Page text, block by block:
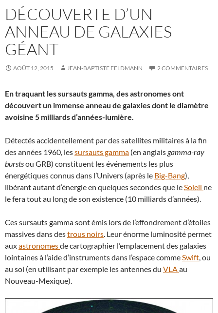
DÉCOUVERTE D’UN
ANNEAU DE GALAXIES
GÉANT
AOÛT 12, 2015 JEAN-BAPTISTE FELDMANN 2 COMMENTAIRES
En traquant les sursauts gamma, des astronomes ont
découvert un immense anneau de galaxies dont le diamètre
avoisine 5 milliards d’années-lumière.
Détectés accidentellement par des satellites militaires à la fin
des années 1960, lessursauts gamma (en anglais gamma-ray
burstsou GRB) constituent les événements les plus
énergétiques connus dans l’Univers (après le Big-Bang),
libérant autant d’énergie en quelques secondes que leSoleil ne
le fera tout au long de son existence (10 milliards d’années).
Ces sursauts gamma sont émis lors de l’effondrement d’étoiles
massives dans destrous noirs. Leur énorme luminosité permet
auxastronomesde cartographier l’emplacement des galaxies
lointaines à l’aide d’instruments dans l’espace commeSwift, ou
au sol (en utilisant par exemple les antennes du VLAau
Nouveau-Mexique).